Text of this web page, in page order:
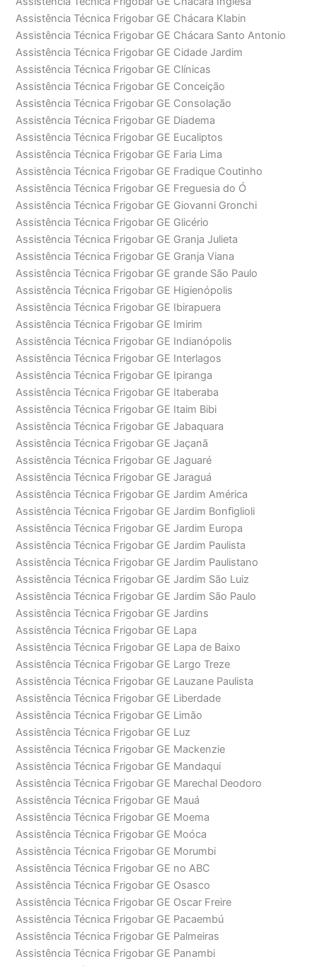
Assistência Técnica Frigobar GE Chácara Klabin
Assistência Técnica Frigobar GE Chácara Santo Antonio
Assistência Técnica Frigobar GE Cidade Jardim
Assistência Técnica Frigobar GE Clínicas
Assistência Técnica Frigobar GE Conceição
Assistência Técnica Frigobar GE Consolação
Assistência Técnica Frigobar GE Diadema
Assistência Técnica Frigobar GE Eucaliptos
Assistência Técnica Frigobar GE Faria Lima
Assistência Técnica Frigobar GE Fradique Coutinho
Assistência Técnica Frigobar GE Freguesia do Ó
Assistência Técnica Frigobar GE Giovanni Gronchi
Assistência Técnica Frigobar GE Glicério
Assistência Técnica Frigobar GE Granja Julieta
Assistência Técnica Frigobar GE Granja Viana
Assistência Técnica Frigobar GE grande São Paulo
Assistência Técnica Frigobar GE Higienópolis
Assistência Técnica Frigobar GE Ibirapuera
Assistência Técnica Frigobar GE Imirim
Assistência Técnica Frigobar GE Indianópolis
Assistência Técnica Frigobar GE Interlagos
Assistência Técnica Frigobar GE Ipiranga
Assistência Técnica Frigobar GE Itaberaba
Assistência Técnica Frigobar GE Itaim Bibi
Assistência Técnica Frigobar GE Jabaquara
Assistência Técnica Frigobar GE Jaçanã
Assistência Técnica Frigobar GE Jaguaré
Assistência Técnica Frigobar GE Jaraguá
Assistência Técnica Frigobar GE Jardim América
Assistência Técnica Frigobar GE Jardim Bonfiglioli
Assistência Técnica Frigobar GE Jardim Europa
Assistência Técnica Frigobar GE Jardim Paulista
Assistência Técnica Frigobar GE Jardim Paulistano
Assistência Técnica Frigobar GE Jardim São Luiz
Assistência Técnica Frigobar GE Jardim São Paulo
Assistência Técnica Frigobar GE Jardins
Assistência Técnica Frigobar GE Lapa
Assistência Técnica Frigobar GE Lapa de Baixo
Assistência Técnica Frigobar GE Largo Treze
Assistência Técnica Frigobar GE Lauzane Paulista
Assistência Técnica Frigobar GE Liberdade
Assistência Técnica Frigobar GE Limão
Assistência Técnica Frigobar GE Luz
Assistência Técnica Frigobar GE Mackenzie
Assistência Técnica Frigobar GE Mandaqui
Assistência Técnica Frigobar GE Marechal Deodoro
Assistência Técnica Frigobar GE Mauá
Assistência Técnica Frigobar GE Moema
Assistência Técnica Frigobar GE Moóca
Assistência Técnica Frigobar GE Morumbi
Assistência Técnica Frigobar GE no ABC
Assistência Técnica Frigobar GE Osasco
Assistência Técnica Frigobar GE Oscar Freire
Assistência Técnica Frigobar GE Pacaembú
Assistência Técnica Frigobar GE Palmeiras
Assistência Técnica Frigobar GE Panambi